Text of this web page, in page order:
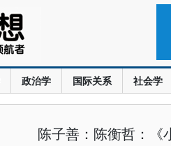
政治学 国际关系 社会学
陈子善：陈衡哲：《